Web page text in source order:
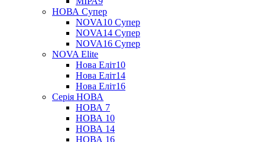
НОВА Супер
NOVA10 Супер
NOVA14 Супер
NOVA16 Супер
NOVA Elite
Нова Еліт10
Нова Еліт14
Нова Еліт16
Серія НОВА
НОВА 7
НОВА 10
НОВА 14
НОВА 16